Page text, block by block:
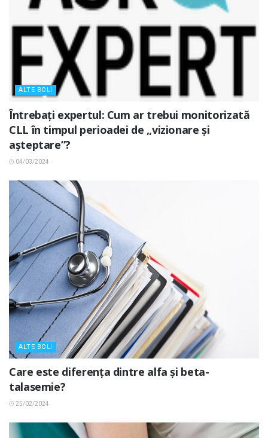
ALTE BOLI
Întrebați expertul: Cum ar trebui monitorizată
CLL în timpul perioadei de „vizionare și
așteptare”?
04/03/2024
ALTE BOLI
Care este diferența dintre alfa și beta-
talasemie?
25/02/2024